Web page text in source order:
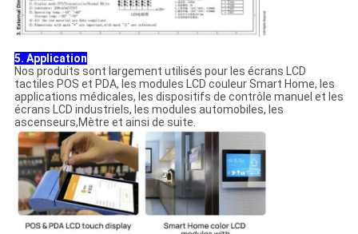
5. Application
Nos produits sont largement utilisés pour les écrans LCD
tactiles POS et PDA, les modules LCD couleur Smart Home, les
applications médicales, les dispositifs de contrôle manuel et les
écrans LCD industriels, les modules automobiles, les
ascenseurs,Mètre et ainsi de suite.